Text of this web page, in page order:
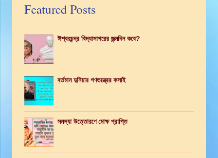
Featured Posts
ঈশ্বরচন্দ্র বিদ্যাসাগরের জন্মদিন কবে?
বর্তমান দুনিয়ার গণতন্ত্রের কসাই
সমস্যা উত্তোরণে মোক্ষ প্রাপ্তি